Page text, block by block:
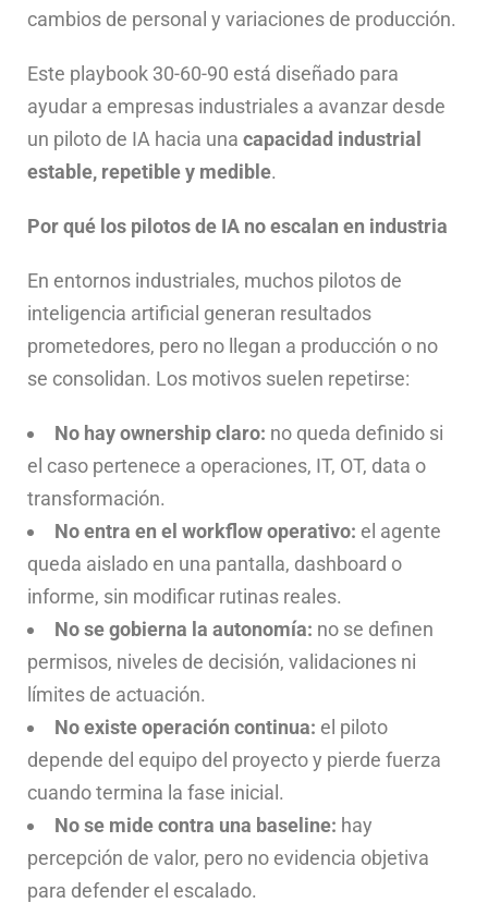
cambios de personal y variaciones de producción.
Este playbook 30-60-90 está diseñado para
ayudar a empresas industriales a avanzar desde
un piloto de IA hacia una capacidad industrial
estable, repetible y medible.
Por qué los pilotos de IA no escalan en industria
En entornos industriales, muchos pilotos de
inteligencia artificial generan resultados
prometedores, pero no llegan a producción o no
se consolidan. Los motivos suelen repetirse:
No hay ownership claro: no queda definido si
el caso pertenece a operaciones, IT, OT, data o
transformación.
No entra en el workflow operativo: el agente
queda aislado en una pantalla, dashboard o
informe, sin modificar rutinas reales.
No se gobierna la autonomía: no se definen
permisos, niveles de decisión, validaciones ni
límites de actuación.
No existe operación continua: el piloto
depende del equipo del proyecto y pierde fuerza
cuando termina la fase inicial.
No se mide contra una baseline: hay
percepción de valor, pero no evidencia objetiva
para defender el escalado.